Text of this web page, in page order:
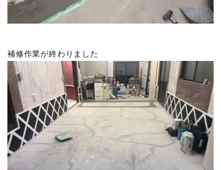
補修作業が終わりました